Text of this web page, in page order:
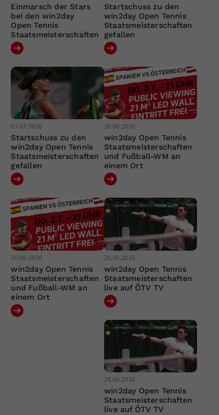
Einmarsch der Stars
bei den win2day
Open Tennis
Staatsmeisterschaften
Startschuss zu den
win2day Open Tennis
Staatsmeisterschaften
gefallen
01.07.2026
Startschuss zu den
win2day Open Tennis
Staatsmeisterschaften
gefallen
30.06.2026
win2day Open Tennis
Staatsmeisterschaften
und Fußball-WM an
einem Ort
30.06.2026
win2day Open Tennis
Staatsmeisterschaften
und Fußball-WM an
einem Ort
28.06.2026
win2day Open Tennis
Staatsmeisterschaften
live auf ÖTV TV
28.06.2026
win2day Open Tennis
Staatsmeisterschaften
live auf ÖTV TV